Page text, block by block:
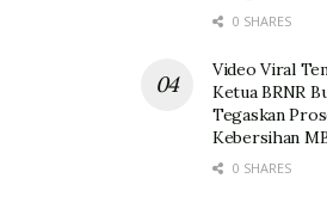
0 SHARES
Video Viral
Ketua BRNR
Tegaskan
Kebersihan
0 SHARES